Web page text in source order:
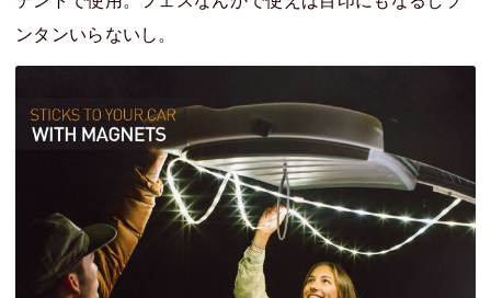
ンタンいらないし。